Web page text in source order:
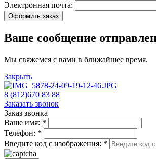
Электронная почта:
Оформить заказ
Ваше сообщение
Мы свяжемся с вами в ближайшее время.
Закрыть
8 (812)670 83 88
Заказать звонок
Заказ звонка
Ваше имя: *
Телефон: *
Введите код с изображения: *